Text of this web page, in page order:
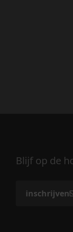
Blijf op de
inschrijven